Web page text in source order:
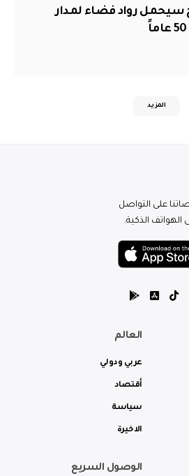
سيحمل رواد فضاء لمدار
المزيد
على التواصل
الهواتف الذكية.
العالم
عربي ودولي
أقتصاد
سياسة
الاخيرة
الوصول السريع